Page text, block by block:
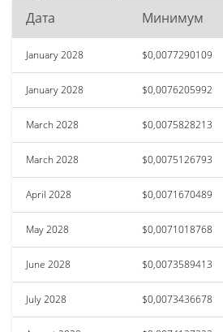
Дата Минимум
January 2028 $0,0077290109
January 2028 $0,0076205992
March 2028 $0,0075828213
March 2028 $0,0075126793
April 2028 $0,0071670489
May 2028 $0,0071018768
June 2028 $0,0073589413
July 2028 $0,0073436678